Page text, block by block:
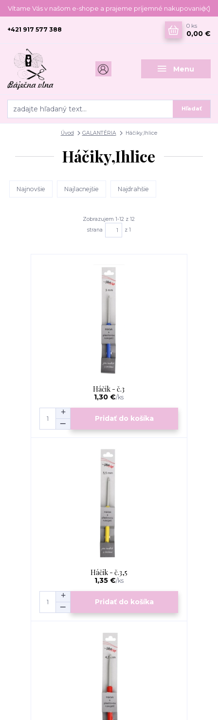
Vítame Vás v našom e-shope a prajeme príjemné nakupovanie :)
Menu
Hľadať
+421 917 577 388
0 ks
0,00 €
Úvod GALANTÉRIA Háčiky,Ihlice
Háčiky,Ihlice
Najnovšie Najlacnejšie Najdrahšie
Zobrazujem 1-12 z 12
strana
z 1
Háčik - č.3
1,30 €/ks
Pridať do košíka
Háčik - č.3,5
1,35 €/ks
Pridať do košíka